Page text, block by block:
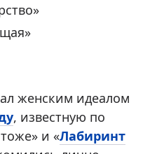
женским идеалом
, известную по
и «Лабиринт